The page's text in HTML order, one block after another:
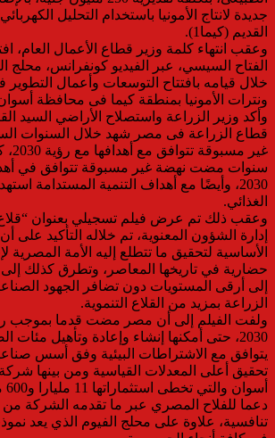
جديدة لانتاج الأمونيا باستخدام التحليل
القديم (كيما1).
وعقب انتهاء كلمة وزير قطاع الأعمال العام،
الفتاح السيسي، عبر الفيديو كونفرانس، محلج
خلال قيامه بافتتاح التوسعات وأعمال التطوير
ونترات الأمونيا بمنطقة كيما فى محافظة
وأكد وزير الزراعة واستصلاح الأراضي السيد
قطاع الزراعة فى مصر شهد خلال السنوات
سنوات مضت نهضة غير مسبوقة تتوافق في
2030، وأيضًا مع أهداف التنمية المستدامة
الغذائي.
وعقب ذلك تم عرض فيلم تسجيلي بعنوان “قلاع
إدارة الشؤون المعنوية، تم خلاله التأكيد على
الأساسية لتحقيق ما تتطلع إليه الأمة المصرية
حضارية في تاريخها المعاصر، وتطرق كذلك
إلى أرقى المستويات دون تضافر الجهود
الزراعة بمزيد من القلاع التنموية.
ولفت الفيلم إلى أن مصر مضت قدما بموجب
2030، حتى أمكنها إنشاء وإعادة وتأهيل مئات
يتوافق مع الاشتراطات البيئية وفق أسس
تحقيق أعلى المعدلات القياسية ومن بينها
دعما للفلاح المصري عبر ما تقدمه الشركة من
تنافسية، علاوة على محلج الفيوم الذي يعد